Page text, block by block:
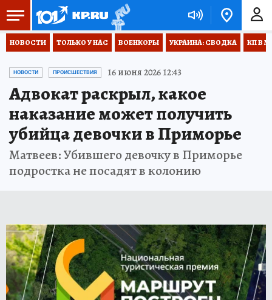
НОВОСТИ ТОЛЬКО У НАС ВОЕНКОРЫ УКРАИНА: СВОДКА КП В
НОВОСТИ ПРОИСШЕСТВИЯ 16 июня 2026 12:43
Адвокат раскрыл, какое
наказание может получить
убийца девочки в Приморье
Матвеев: Убившего девочку в Приморье
подростка не посадят в колонию